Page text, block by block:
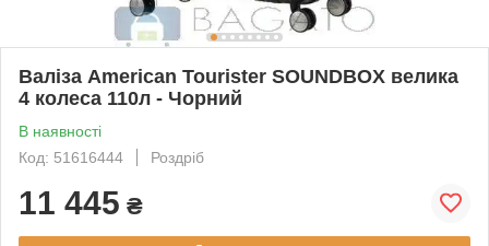
Валіза American Tourister SOUNDBOX велика
4 колеса 110л - Чорний
В наявності
Код: 51616444
Роздріб
11 445 ₴